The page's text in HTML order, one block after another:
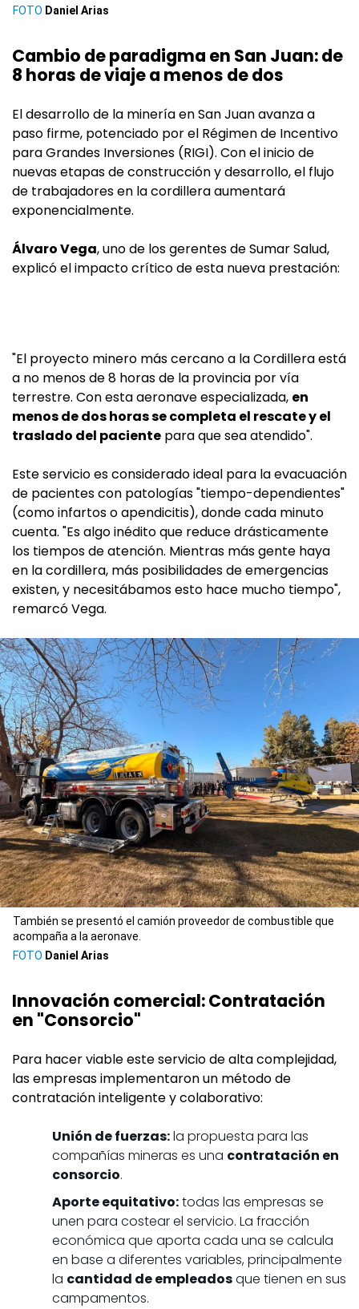
Daniel Arias
Cambio de paradigma en San Juan: de
8 horas de viaje a menos de dos
El desarrollo de la minería en San Juan avanza a
paso firme, potenciado por el Régimen de Incentivo
para Grandes Inversiones (RIGI). Con el inicio de
nuevas etapas de construcción y desarrollo, el flujo
de trabajadores en la cordillera aumentará
exponencialmente.
Álvaro Vega, uno de los gerentes de Sumar Salud,
explicó el impacto crítico de esta nueva prestación:
"El proyecto minero más cercano a la Cordillera está
a no menos de 8 horas de la provincia por vía
terrestre. Con esta aeronave especializada, en
menos de dos horas se completa el rescate y el
traslado del paciente para que sea atendido".
Este servicio es considerado ideal para la evacuación
de pacientes con patologías "tiempo-dependientes"
(como infartos o apendicitis), donde cada minuto
cuenta. "Es algo inédito que reduce drásticamente
los tiempos de atención. Mientras más gente haya
en la cordillera, más posibilidades de emergencias
existen, y necesitábamos esto hace mucho tiempo",
remarcó Vega.
También se presentó el camión proveedor de combustible que
acompaña a la aeronave.
Daniel Arias
Innovación comercial: Contratación
en "Consorcio"
Para hacer viable este servicio de alta complejidad,
las empresas implementaron un método de
contratación inteligente y colaborativo:
Unión de fuerzas:la propuesta para las
compañías mineras es una contratación en
consorcio.
Aporte equitativo:todas las empresas se
unen para costear el servicio. La fracción
económica que aporta cada una se calcula
en base a diferentes variables, principalmente
la cantidad de empleadosque tienen en sus
campamentos.